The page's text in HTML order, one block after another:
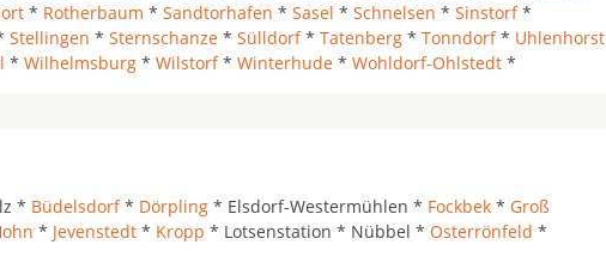
* Rotherbaum * Sandtorhafen * Sasel * Schnelsen * Sinstorf*
Stellingen * Sternschanze * Sülldorf* Tatenberg * Tonndorf* Uhlenhorst
* Wilhelmsburg * Wilstorf* Winterhude * Wohldorf-Ohlstedt *
* Büdelsdorf* Dörpling * Elsdorf-Westermühlen * Fockbek * Groß
* Jevenstedt * Kropp * Lotsenstation * Nübbel * Osterrönfeld *